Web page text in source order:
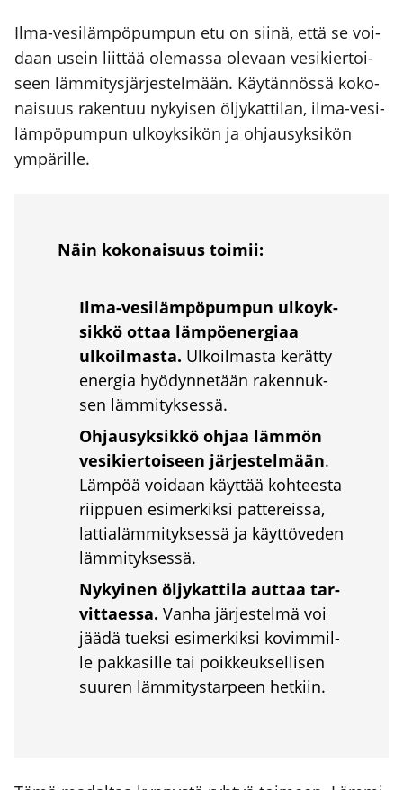
Ilma-vesi­läm­pö­pum­pun etu on sii­nä, että se voi­
daan usein liit­tää ole­mas­sa ole­vaan vesi­kier­toi­
seen läm­mi­tys­jär­jes­tel­mään. Käy­tän­nös­sä koko­
nai­suus raken­tuu nykyi­sen öljy­kat­ti­lan, ilma-vesi­
läm­pö­pum­pun ulko­yk­si­kön ja ohjausyk­si­kön
ympä­ril­le.
Näin koko­nai­suus toi­mii:
Ilma-vesi­läm­pö­pum­pun ulko­yk­
sik­kö ottaa läm­pö­ener­gi­aa
ulkoil­mas­ta. Ulkoil­mas­ta kerät­ty
ener­gia hyö­dyn­ne­tään raken­nuk­
sen läm­mi­tyk­ses­sä.
Ohjausyk­sik­kö ohjaa läm­mön
vesi­kier­toi­seen jär­jes­tel­mään.
Läm­pöä voi­daan käyt­tää koh­tees­ta
riip­puen esi­mer­kik­si pat­te­reis­sa,
lat­tia­läm­mi­tyk­ses­sä ja käyt­tö­ve­den
läm­mi­tyk­ses­sä.
Nykyi­nen öljy­kat­ti­la aut­taa tar­
vit­taes­sa. Van­ha jär­jes­tel­mä voi
jää­dä tuek­si esi­mer­kik­si kovim­mil­
le pak­ka­sil­le tai poik­keuk­sel­li­sen
suu­ren läm­mi­tys­tar­peen het­kiin.